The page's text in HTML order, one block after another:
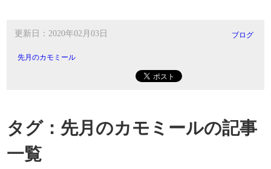
更新日：2020年02月03日 ブログ
先月のカモミール
タグ：先月のカモミールの記事
一覧